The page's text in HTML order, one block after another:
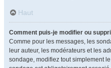
Haut
Comment puis-je modifier ou
Comme pour les messages, les
leur auteur, les modérateurs et les
sondage, modifiez tout simplement